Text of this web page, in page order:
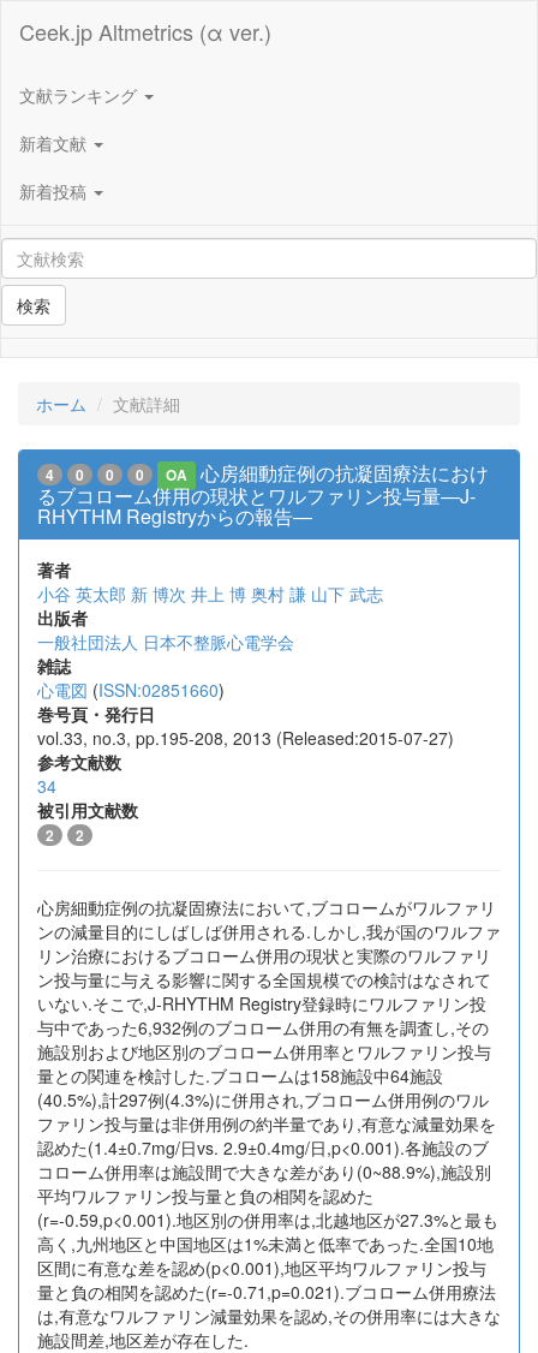
Ceek.jp Altmetrics (α ver.)
文献ランキング
新着文献
新着投稿
検索
ホーム 文献詳細
4 0 0 0 OA
心房細動症例の抗凝固療法におけ
るブコローム併用の現状とワルファリン投与量―J-
RHYTHM Registryからの報告―
著者
小谷 英太郎 新 博次 井上 博 奥村 謙 山下 武志
出版者
一般社団法人 日本不整脈心電学会
雑誌
心電図 (ISSN:02851660)
巻号頁・発行日
vol.33, no.3, pp.195-208, 2013 (Released:2015-07-27)
参考文献数
34
被引用文献数
2 2
心房細動症例の抗凝固療法において,ブコロームがワルファリ
ンの減量目的にしばしば併用される.しかし,我が国のワルファ
リン治療におけるブコローム併用の現状と実際のワルファリ
ン投与量に与える影響に関する全国規模での検討はなされて
いない.そこで,J-RHYTHM Registry登録時にワルファリン投
与中であった6,932例のブコローム併用の有無を調査し,その
施設別および地区別のブコローム併用率とワルファリン投与
量との関連を検討した.ブコロームは158施設中64施設
(40.5%),計297例(4.3%)に併用され,ブコローム併用例のワル
ファリン投与量は非併用例の約半量であり,有意な減量効果を
認めた(1.4±0.7mg/日vs. 2.9±0.4mg/日,p<0.001).各施設のブ
コローム併用率は施設間で大きな差があり(0~88.9%),施設別
平均ワルファリン投与量と負の相関を認めた
(r=-0.59,p<0.001).地区別の併用率は,北越地区が27.3%と最も
高く,九州地区と中国地区は1%未満と低率であった.全国10地
区間に有意な差を認め(p<0.001),地区平均ワルファリン投与
量と負の相関を認めた(r=-0.71,p=0.021).ブコローム併用療法
は,有意なワルファリン減量効果を認め,その併用率には大きな
施設間差,地区差が存在した.